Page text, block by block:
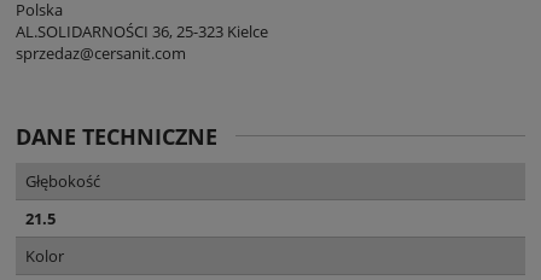
Polska
AL.SOLIDARNOŚCI 36, 25-323 Kielce
sprzedaz@cersanit.com
DANE TECHNICZNE
Głębokość
21.5
Kolor